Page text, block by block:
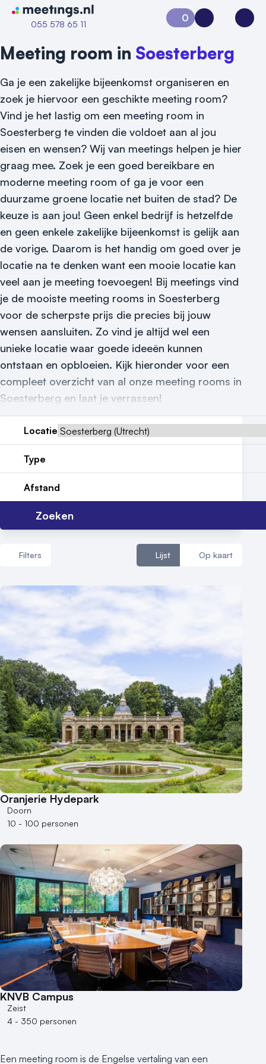
Naar home van Meetings
055 578 65 11
Vraag locatie aan
Locatiegids
Meld locatie aan
Nieuws
Reviews (5⭐️)
Contact
0
Aanvraag 0Inloggen
Meeting room in Soesterberg
Ga je een zakelijke bijeenkomst organiseren en
zoek je hiervoor een geschikte meeting room?
Vind je het lastig om een meeting room in
Soesterberg te vinden die voldoet aan al jou
eisen en wensen? Wij van meetings helpen je hier
graag mee. Zoek je een goed bereikbare en
moderne meeting room of ga je voor een
duurzame groene locatie net buiten de stad? De
keuze is aan jou! Geen enkel bedrijf is hetzelfde
en geen enkele zakelijke bijeenkomst is gelijk aan
de vorige. Daarom is het handig om goed over je
locatie na te denken want een mooie locatie kan
veel aan je meeting toevoegen! Bij meetings vind
je de mooiste meeting rooms in Soesterberg
voor de scherpste prijs die precies bij jouw
wensen aansluiten. Zo vind je altijd wel een
unieke locatie waar goede ideeën kunnen
ontstaan en opbloeien. Kijk hieronder voor een
compleet overzicht van al onze meeting rooms in
Soesterberg en laat je verrassen!
Locatie
Type
Afstand
Zoeken
Filters Lijst Op kaart
Aantal zalen
1 - 5 zalen
10 of meer zalen
Aantal personen
1 - 50 personen
50 - 100 personen
100 - 250 personen
250 - 500 personen
500+ personen
Bijzondere locaties
Buitenlocatie
Duurzame locatie
Heisessie
Hotel
Hybride events
Industriële locatie
Kasteel en landgoed
Kleine / intieme locatie
Locaties aan zee
Museum
Theater
Varende locatie
Oranjerie Hydepark
Doorn
10 - 100 personen
KNVB Campus
Zeist
4 - 350 personen
Een meeting room is de Engelse vertaling van een